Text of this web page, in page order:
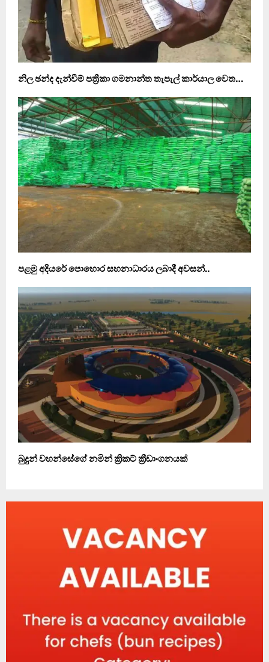
නිල ඡන්ද දැන්වීම් පත්‍රීකා ගමනාන්ත තැපැල් කාර්යාල වෙත…
පළමු අදියරේ පොහොර සහනාධාරය ලබාදී අවසන්..
බුදුන් වහන්සේගේ නමින් ක්‍රිකට් ක්‍රීඩාංගනයක්